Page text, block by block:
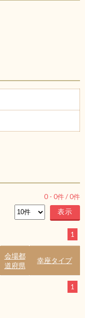
0 - 0件 /0件
1
会場都
道府県
幸座タイプ
1